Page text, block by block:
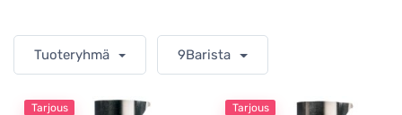
Tuoteryhmä 9Barista
Tarjous Tarjous